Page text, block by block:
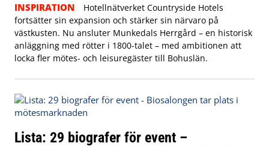
INSPIRATION
Hotellnätverket Countryside Hotels
fortsätter sin expansion och stärker sin närvaro på
västkusten. Nu ansluter Munkedals Herrgård – en historisk
anläggning med rötter i 1800-talet – med ambitionen att
locka fler mötes- och leisuregäster till Bohuslän.
Lista: 29 biografer för event –